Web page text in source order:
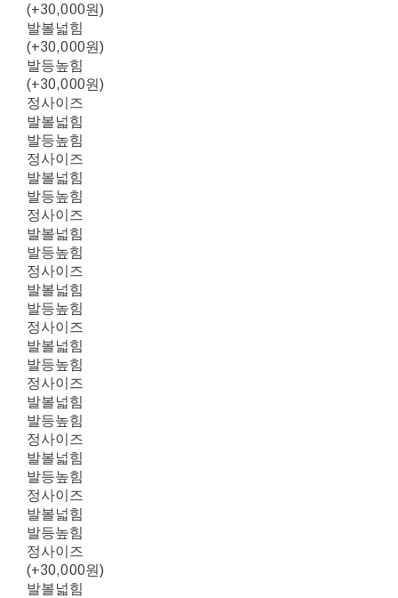
(+30,000원)
발볼넓힘
(+30,000원)
발등높힘
(+30,000원)
정사이즈
발볼넓힘
발등높힘
정사이즈
발볼넓힘
발등높힘
정사이즈
발볼넓힘
발등높힘
정사이즈
발볼넓힘
발등높힘
정사이즈
발볼넓힘
발등높힘
정사이즈
발볼넓힘
발등높힘
정사이즈
발볼넓힘
발등높힘
정사이즈
발볼넓힘
발등높힘
정사이즈
(+30,000원)
발볼넓힘